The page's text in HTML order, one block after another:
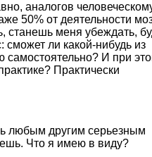
аналогов
50% от деятельности
станешь меня убеждать,
ли какой-нибудь из
И при
Практически
любым другим серьезным
Что я имею в виду?